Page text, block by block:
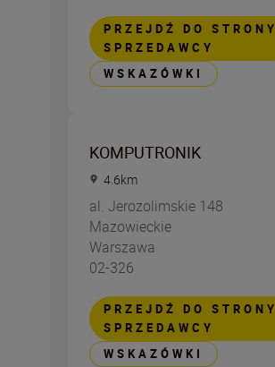
PRZEJDŹ DO STRONY
SPRZEDAWCY
WSKAZÓWKI
KOMPUTRONIK
4.6km
al. Jerozolimskie 148
Mazowieckie
Warszawa
02-326
PRZEJDŹ DO STRONY
SPRZEDAWCY
WSKAZÓWKI